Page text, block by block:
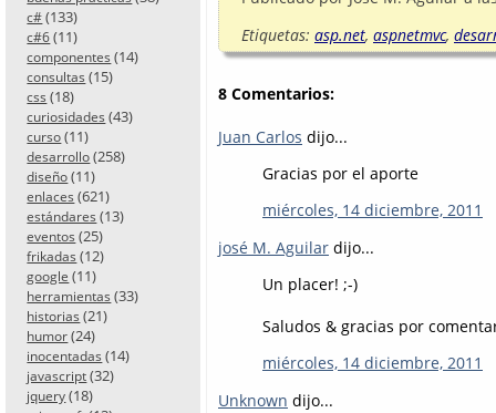
c# (133)
c#6 (11)
componentes (14)
consultas (15)
css (18)
curiosidades (43)
curso (11)
desarrollo (258)
diseño (11)
enlaces (621)
estándares (13)
eventos (25)
frikadas (12)
google (11)
herramientas (33)
historias (21)
humor (24)
inocentadas (14)
javascript (32)
jquery (18)
Etiquetas: asp.net, aspnetmvc,
8 Comentarios:
Juan Carlos dijo...
Gracias por el aporte
miércoles, 14 diciembre, 2011
josé M. Aguilar dijo...
Un placer! ;-)
Saludos & gracias por
miércoles, 14 diciembre, 2011
Unknown dijo...